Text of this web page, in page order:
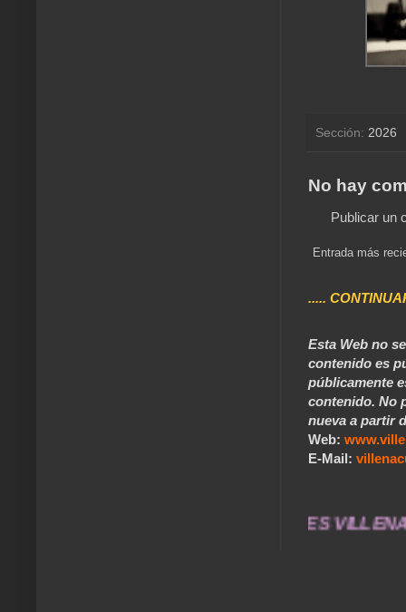
Sección: 2026
No hay
Publicar un
Entrada más
.....
Esta Web no
contenido es
públicamente
contenido. No
nueva a partir
Web:
E-Mail:
una vida .... TÚ HACES VILLENA